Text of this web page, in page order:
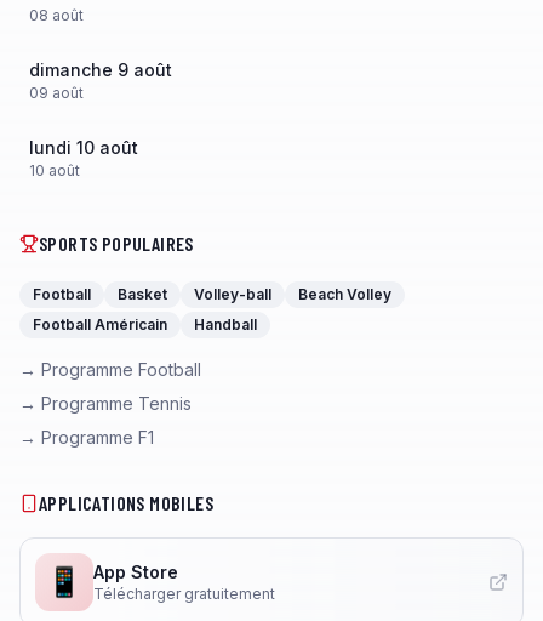
08 août
dimanche 9 août
09 août
lundi 10 août
10 août
SPORTS POPULAIRES
Football Basket Volley-ball
Beach Volley
Football Américain
Handball
→ Programme Football
→ Programme Tennis
→ Programme F1
APPLICATIONS MOBILES
📱 App Store
Télécharger gratuitement